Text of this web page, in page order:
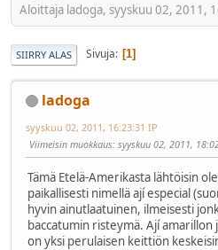
Aloittaja ladoga, syyskuu 02, 2011,
SIIRRY ALAS Sivuja 1
ladoga
syyskuu 02, 2011, 16:23:31 IP
Viimeisin muokkaus: syyskuu 02, 2011,
Tämä Etelä-Amerikasta lähtöisin
paikallisesti nimellä ají especial
hyvin ainutlaatuinen, ilmeisesti
baccatumin risteymä. Ají amarillon
on yksi perulaisen keittiön